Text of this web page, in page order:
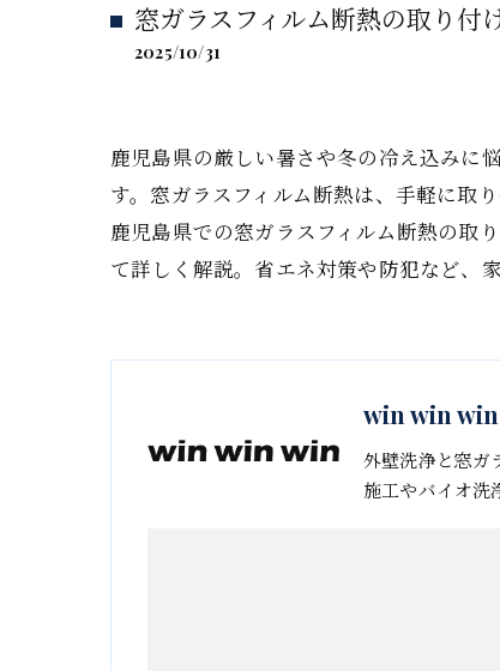
窓ガラスフィルム断熱の取り付
2025/10/31
鹿児島県の厳しい暑さや冬の冷え込みに
す。窓ガラスフィルム断熱は、手軽に取
鹿児島県での窓ガラスフィルム断熱の取
て詳しく解説。省エネ対策や防犯など、
win win win
外壁洗浄と窓ガ
施工やバイオ洗